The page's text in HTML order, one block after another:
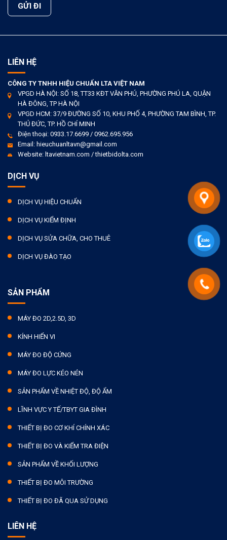
LIÊN HỆ
CÔNG TY TNHH HIỆU CHUẨN LTA VIỆT NAM
VPGD HÀ NỘI: SỐ 18, TT33 KĐT VĂN PHÚ, PHƯỜNG PHÚ LA, QUẬN
HÀ ĐÔNG, TP HÀ NỘI
VPGD HCM: 37/9 ĐƯỜNG SỐ 10, KHU PHỐ 4, PHƯỜNG TAM BÌNH, TP.
THỦ ĐỨC, TP. HỒ CHÍ MINH
Điện thoại: 0933.17.6699 / 0962.695.956
Email: hieuchuanltavn@gmail.com
Website: ltavietnam.com / thietbidolta.com
DỊCH VỤ
DỊCH VỤ HIỆU CHUẨN
DỊCH VỤ KIỂM ĐỊNH
DỊCH VỤ SỬA CHỮA, CHO THUÊ
DỊCH VỤ ĐÀO TẠO
SẢN PHẨM
MÁY ĐO 2D,2.5D, 3D
KÍNH HIỂN VI
MÁY ĐO ĐỘ CỨNG
MÁY ĐO LỰC KÉO NÉN
SẢN PHẨM VỀ NHIỆT ĐỘ, ĐỘ ẨM
LĨNH VỰC Y TẾ/TBYT GIA ĐÌNH
THIẾT BỊ ĐO CƠ KHÍ CHÍNH XÁC
THIẾT BỊ ĐO VÀ KIỂM TRA ĐIỆN
SẢN PHẨM VỀ KHỐI LƯỢNG
THIẾT BỊ ĐO MÔI TRƯỜNG
THIẾT BỊ ĐO ĐÃ QUA SỬ DỤNG
LIÊN HỆ